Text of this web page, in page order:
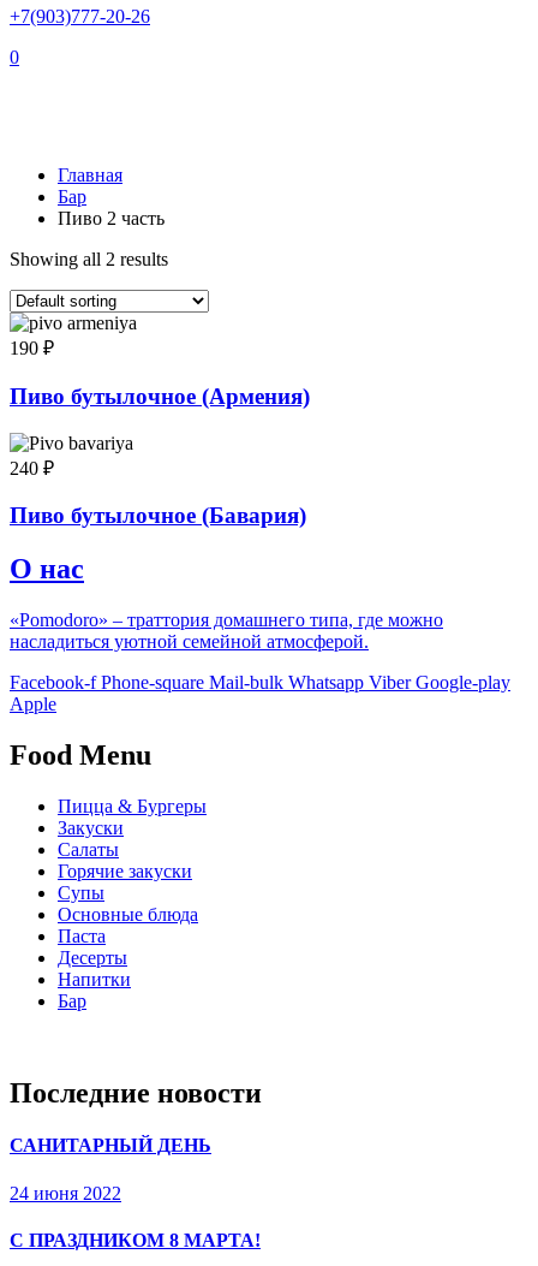
+7(903)777-20-26
0
Главная
Бар
Пиво 2 часть
Showing all 2 results
190 ₽
Пиво бутылочное (Армения)
240 ₽
Пиво бутылочное (Бавария)
О нас
«Pomodoro» – траттория домашнего типа, где можно
насладиться уютной семейной атмосферой.
Facebook-f Phone-square Mail-bulk Whatsapp Viber Google-play
Apple
Food Menu
Пицца & Бургеры
Закуски
Салаты
Горячие закуски
Супы
Основные блюда
Паста
Десерты
Напитки
Бар
Последние новости
САНИТАРНЫЙ ДЕНЬ
24 июня 2022
С ПРАЗДНИКОМ 8 МАРТА!